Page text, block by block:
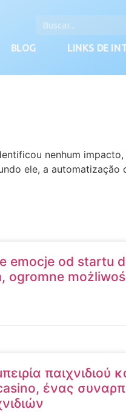
BLOG LINKS DE
nenhum
ele, a
emocje od startu
ogromne
παιχνιδιού
ένας